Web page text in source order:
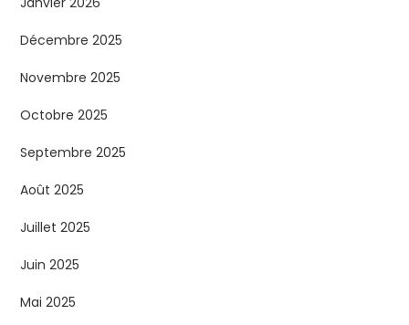
Décembre 2025
Novembre 2025
Octobre 2025
Septembre 2025
Août 2025
Juillet 2025
Juin 2025
Mai 2025